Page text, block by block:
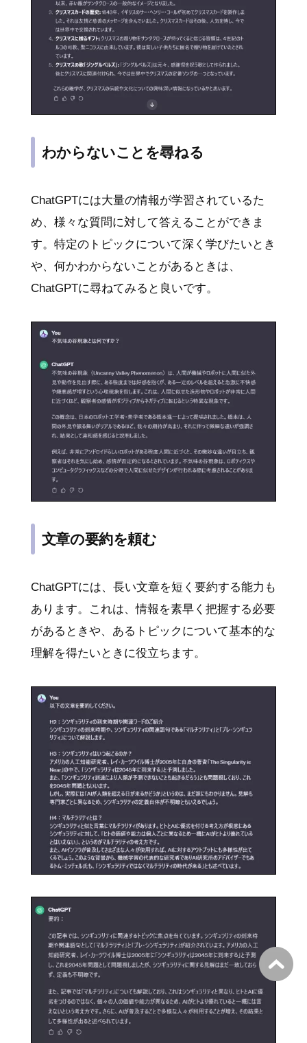
わからないことを尋ねる
ChatGPTには大量の情報が学習されているた
め、様々な質問に対して答えることができま
す。特定のトピックについて深く学びたいとき
や、何かわからないことがあるときは、
ChatGPTに尋ねてみると良いです。
文章の要約を頼む
ChatGPTには、長い文章を短く要約する能力も
あります。これは、情報を素早く把握する必要
があるときや、あるトピックについて基本的な
理解を得たいときに役立ちます。